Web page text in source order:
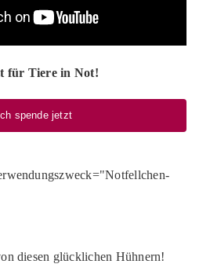
für Tiere in Not!
Ich spende jetzt
diesen glücklichen Hühnern!